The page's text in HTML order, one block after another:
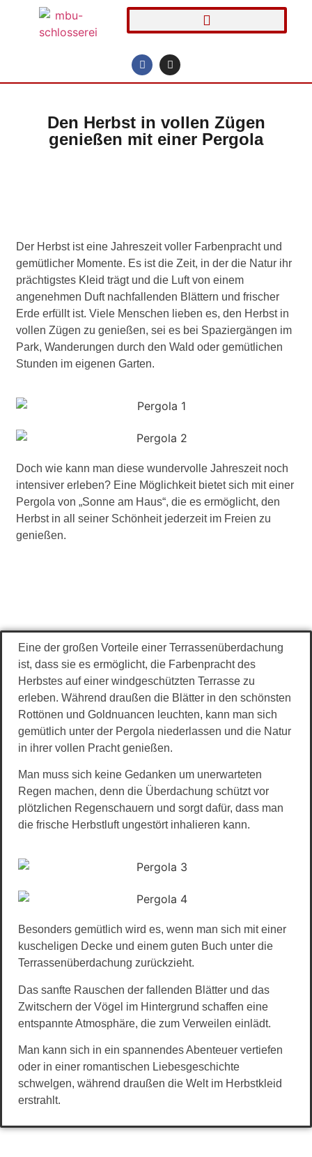
Den Herbst in vollen Zügen
genießen mit einer Pergola
Der Herbst ist eine Jahreszeit voller Farbenpracht und
gemütlicher Momente. Es ist die Zeit, in der die Natur ihr
prächtigstes Kleid trägt und die Luft von einem
angenehmen Duft nachfallenden Blättern und frischer
Erde erfüllt ist. Viele Menschen lieben es, den Herbst in
vollen Zügen zu genießen, sei es bei Spaziergängen im
Park, Wanderungen durch den Wald oder gemütlichen
Stunden im eigenen Garten.
Doch wie kann man diese wundervolle Jahreszeit noch
intensiver erleben? Eine Möglichkeit bietet sich mit einer
Pergola von „Sonne am Haus“, die es ermöglicht, den
Herbst in all seiner Schönheit jederzeit im Freien zu
genießen.
Eine der großen Vorteile einer Terrassenüberdachung
ist, dass sie es ermöglicht, die Farbenpracht des
Herbstes auf einer windgeschützten Terrasse zu
erleben. Während draußen die Blätter in den schönsten
Rottönen und Goldnuancen leuchten, kann man sich
gemütlich unter der Pergola niederlassen und die Natur
in ihrer vollen Pracht genießen.
Man muss sich keine Gedanken um unerwarteten
Regen machen, denn die Überdachung schützt vor
plötzlichen Regenschauern und sorgt dafür, dass man
die frische Herbstluft ungestört inhalieren kann.
Besonders gemütlich wird es, wenn man sich mit einer
kuscheligen Decke und einem guten Buch unter die
Terrassenüberdachung zurückzieht.
Das sanfte Rauschen der fallenden Blätter und das
Zwitschern der Vögel im Hintergrund schaffen eine
entspannte Atmosphäre, die zum Verweilen einlädt.
Man kann sich in ein spannendes Abenteuer vertiefen
oder in einer romantischen Liebesgeschichte
schwelgen, während draußen die Welt im Herbstkleid
erstrahlt.